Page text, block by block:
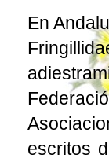
En
escritos